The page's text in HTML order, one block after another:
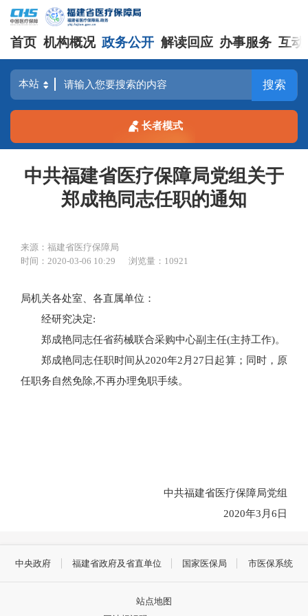
首页 机构概况 政务公开 解读回应 办事服务 互动
搜索
长者模式
中共福建省医疗保障局党组关于
郑成艳同志任职的通知
来源：福建省医疗保障局
时间：2020-03-06 10:29
浏览量：10921
局机关各处室、各直属单位：
经研究决定:
郑成艳同志任省药械联合采购中心副主任(主持工作)。
郑成艳同志任职时间从2020年2月27日起算；同时，原
任职务自然免除,不再办理免职手续。
中共福建省医疗保障局党组
2020年3月6日
中央政府 福建省政府及省直单位 国家医保局 市医保系统
站点地图